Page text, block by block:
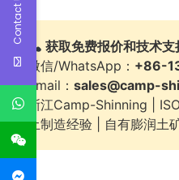
获取免费报价和技术支
微信/WhatsApp： +86-
Email： sales@camp-
浙江Camp-Shinning |
土制造经验 | 自有膨润土
Contact Us